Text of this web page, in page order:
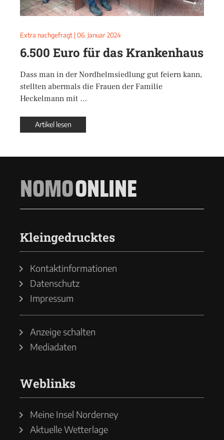
Extra nachgefragt | 06. Januar 2024
6.500 Euro für das Krankenhaus
Dass man in der Nordhelmsiedlung gut feiern kann,
stellten abermals die Frauen der Familie
Heckelmann mit …
Artikel lesen
NOMOONLINE
Kleingedrucktes
Kontaktinformationen
Datenschutz
Impressum
Anzeige schalten
Mediadaten
Weblinks
Meine Insel Norderney
Aktuelle Wetterlage